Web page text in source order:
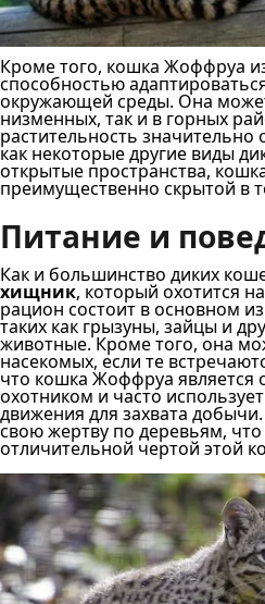
Кроме того, кошка Жоффруа
способностью
окружающей среды. Она
низменных, так и в горных
растительность значительно
как некоторые другие виды
открытые пространства,
преимущественно скрытой в
Питание и
Как и большинство диких
хищник, который охотится
рацион состоит в основном
таких как грызуны, зайцы и
животные. Кроме того, она
насекомых, если те
что кошка Жоффруа
охотником и часто
движения для захвата
свою жертву по деревьям, что
отличительной чертой этой